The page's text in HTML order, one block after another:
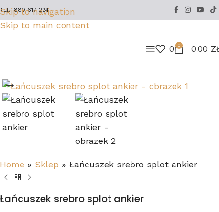
Skip to navigation
Skip to main content
TEL: 880 617 224
0 0 0.00
Home » Sklep » Łańcuszek srebro splot ankier
Łańcuszek srebro splot ankier